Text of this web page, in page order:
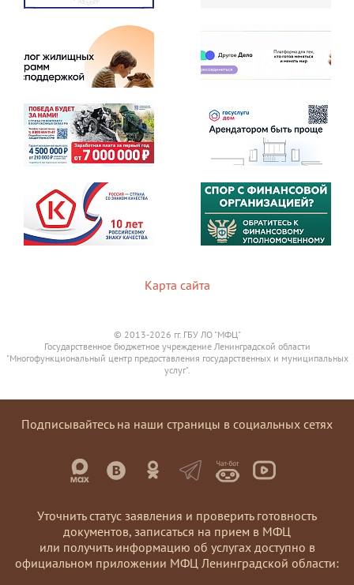
Карта сайта
© 2013-2026 гг. ГБУ ЛО "МФЦ"
Государственное бюджетное учреждение Ленинградской области
"Многофункциональный центр предоставления государственных и муниципальных
услуг".
Подписывайтесь на наши страницы в социальных сетях
Уточнить статус заявления и проверить готовность
документов, записаться на прием в МФЦ
или получить информацию об услугах доступно в
официальном приложении МФЦ Ленинградской области: